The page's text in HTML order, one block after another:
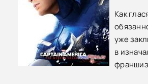
Как
уже
в